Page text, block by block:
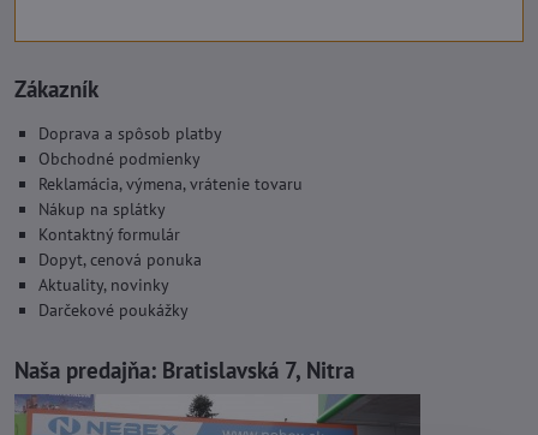
Zákazník
Doprava a spôsob platby
Obchodné podmienky
Reklamácia, výmena, vrátenie tovaru
Nákup na splátky
Kontaktný formulár
Dopyt, cenová ponuka
Aktuality, novinky
Darčekové poukážky
Naša predajňa: Bratislavská 7, Nitra